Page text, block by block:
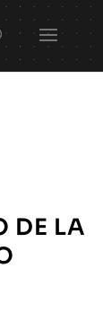
DE LA